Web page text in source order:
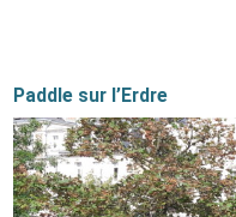
Paddle sur l’Erdre